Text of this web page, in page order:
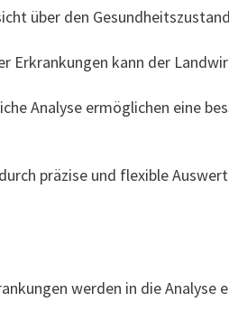
über den
Erkrankungen kann der
Analyse ermöglichen eine
präzise und flexible
werden in die Analyse